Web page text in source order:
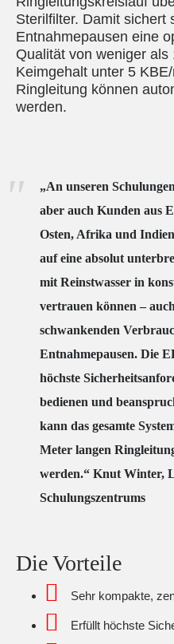
Sterilfilter. Damit sichert
Entnahmepausen eine
Qualität von weniger
Keimgehalt unter 5
Ringleitung können
werden.
„An unseren
aber auch Kunden aus
Osten, Afrika und
auf eine absolut
mit Reinstwasser in
vertrauen können –
schwankenden
Entnahmepausen. Die
höchste
bedienen und
kann das gesamte
Meter langen
werden.“ Knut Winter,
Schulungszentrums
Die Vorteile
Sehr kompakte,
Erfüllt höchste